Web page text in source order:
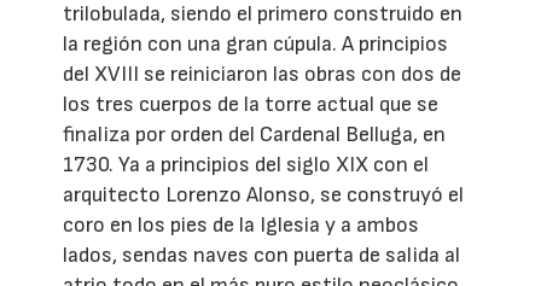
trilobulada, siendo el primero construido en
la región con una gran cúpula. A principios
del XVIII se reiniciaron las obras con dos de
los tres cuerpos de la torre actual que se
finaliza por orden del Cardenal Belluga, en
1730. Ya a principios del siglo XIX con el
arquitecto Lorenzo Alonso, se construyó el
coro en los pies de la Iglesia y a ambos
lados, sendas naves con puerta de salida al